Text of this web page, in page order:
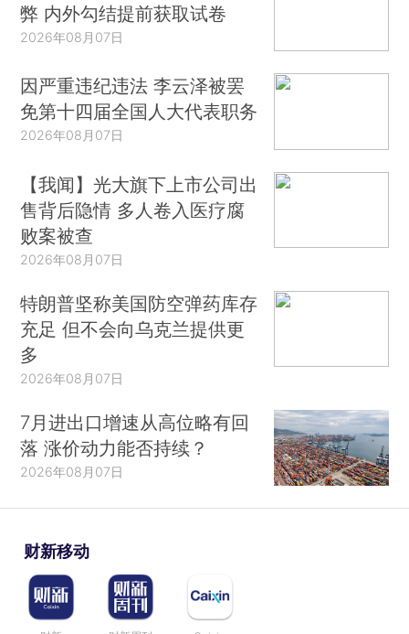
弊 内外勾结提前获取试卷
2026年08月07日
因严重违纪违法 李云泽被罢
免第十四届全国人大代表职务
2026年08月07日
【我闻】光大旗下上市公司出
售背后隐情 多人卷入医疗腐
败案被查
2026年08月07日
特朗普坚称美国防空弹药库存
充足 但不会向乌克兰提供更
多
2026年08月07日
7月进出口增速从高位略有回
落 涨价动力能否持续？
2026年08月07日
财新移动